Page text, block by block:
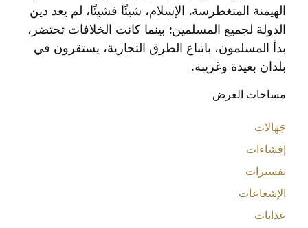
الهيمنة المتغطرسة. الإسلام، شيئًا فشيئًا، لم يعد دين
الدولة لجميع المسلمين: بينما كانت الخلافات تحتضر،
بدأ المسلمون، باتباع الطرق التجارية، يستقرون في
بلدان بعيدة وغريبة.
مساحات العرض
جَهَالات
إفشاءات
تفسيرات
الإشعاعات
عذابات